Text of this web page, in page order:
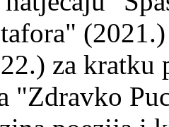
za kratku
"Zdravko